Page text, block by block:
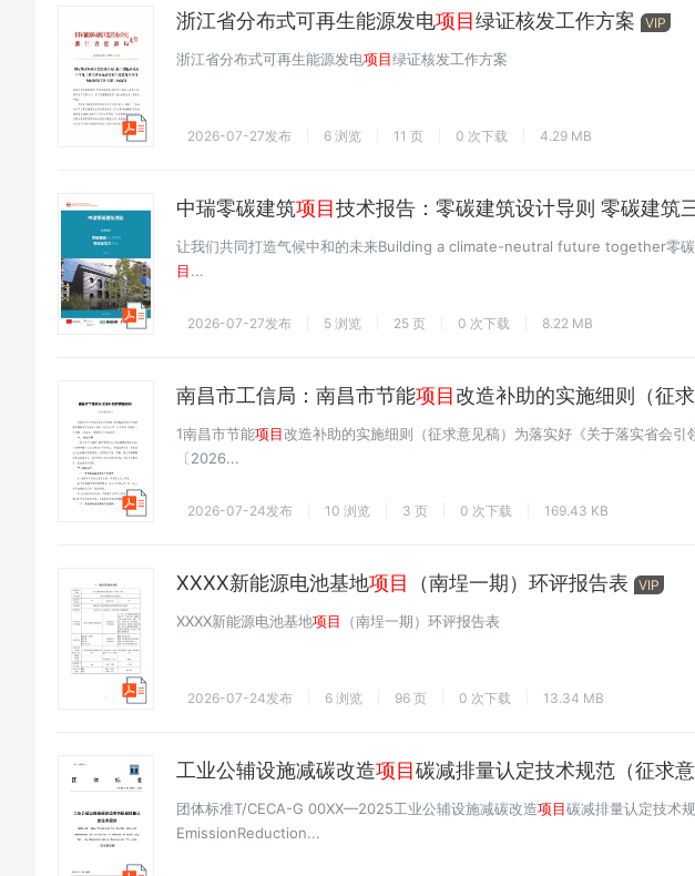
浙江省分布式可再生能源发电项目绿证核发工作方案 VIP
浙江省分布式可再生能源发电项目绿证核发工作方案
2026-07-27发布 6 浏览 11 页 0 次下载 4.29 MB
中瑞零碳建筑项目技术报告：零碳建筑设计导则 零碳建筑
让我们共同打造气候中和的未来Building a climate-neutral future together零
目...
2026-07-27发布 5 浏览 25 页 0 次下载 8.22 MB
南昌市工信局：南昌市节能项目改造补助的实施细则（征求
1南昌市节能项目改造补助的实施细则（征求意见稿）为落实好《关于落实省会
〔2026...
2026-07-24发布 10 浏览 3 页 0 次下载 169.43 KB
XXXX新能源电池基地项目 （南埕一期）环评报告表 VIP
XXXX新能源电池基地项目 （南埕一期）环评报告表
2026-07-24发布 6 浏览 96 页 0 次下载 13.34 MB
工业公辅设施减碳改造项目碳减排量认定技术规范（征求意
团体标准T/CECA-G 00XX—2025工业公辅设施减碳改造项目碳减排量认定技术
EmissionReduction...